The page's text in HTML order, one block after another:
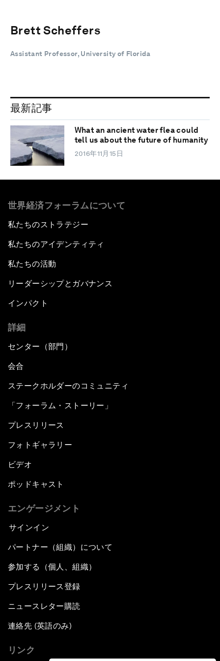
Brett Scheffers
Assistant Professor, University of Florida
最新記事
What an ancient water flea could
tell us about the future of humanity
2016年11月15日
世界経済フォーラムについて
私たちのストラテジー
私たちのアイデンティティ
私たちの活動
リーダーシップとガバナンス
インパクト
詳細
センター（部門）
会合
ステークホルダーのコミュニティ
「フォーラム・ストーリー」
プレスリリース
フォトギャラリー
ビデオ
ポッドキャスト
エンゲージメント
サインイン
パートナー（組織）について
参加する（個人、組織）
プレスリリース登録
ニュースレター購読
連絡先 (英語のみ)
リンク